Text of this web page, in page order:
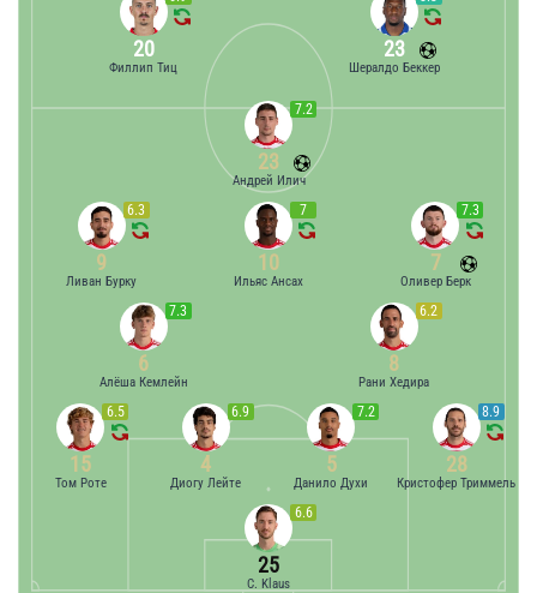
23
Шералдо Беккер
20
Филлип Тиц
6.6
25
C. Klaus
6.5
15
Том Роте
6.9
4
Диогу Лейте
7.2
5
Данило Духи
8.9
28
Кристофер Триммель
7.3
6
Алёша Кемлейн
6.2
8
Рани Хедира
6.3
9
Ливан Бурку
7
10
Ильяс Ансах
7.3
7
Оливер Берк
7.2
23
Андрей Илич